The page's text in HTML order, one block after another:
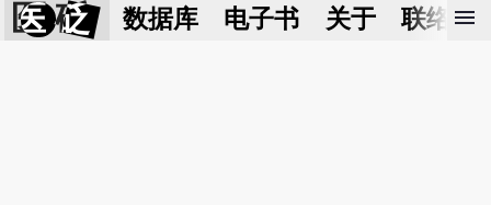
医 砭 数据库 电子书 关于 联络我
menu